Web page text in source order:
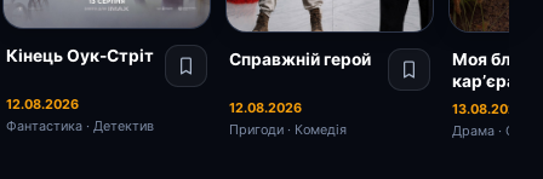
Кінець Оук-Стріт
12.08.2026
Фантастика · Детектив
Справжній герой
12.08.2026
Пригоди · Комедія
Моя
карʼєра
13.08.2026
Драма ·